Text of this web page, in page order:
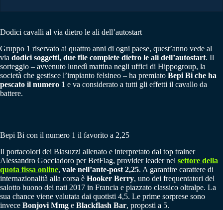
Dodici cavalli al via dietro le ali dell’autostart
Gruppo 1 riservato ai quattro anni di ogni paese, quest’anno vede al
via dodici soggetti, due file complete dietro le ali dell’autostart. Il
sorteggio – avvenuto lunedì mattina negli uffici di Hippogroup, la
società che gestisce l’impianto felsineo – ha premiato Bepi Bi che ha
pescato il numero 1 e va considerato a tutti gli effetti il cavallo da
battere.
Bepi Bi con il numero 1 il favorito a 2,25
Il portacolori dei Biasuzzi allenato e interpretato dal top trainer
Alessandro Gocciadoro per BetFlag, provider leader nel settore della
quota fissa online, vale nell’ante-post 2,25. A garantire carattere di
internazionalità alla corsa è Hooker Berry, uno dei frequentatori del
salotto buono dei nati 2017 in Francia e piazzato classico oltralpe. La
sua chance viene valutata dai quotisti 4,5. Le prime sorprese sono
invece Bonjovi Mmg e Blackflash Bar, proposti a 5.